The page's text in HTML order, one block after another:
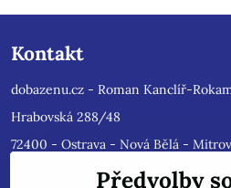
Kontakt
dobazenu.cz - Roman Kanclíř-
Hrabovská 288/48
72400 - Ostrava - Nová Bělá -
rokam@seznam.cz
Předvolby